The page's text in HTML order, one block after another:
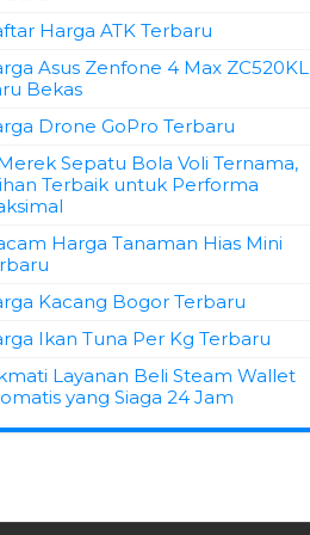
Harga ATK Terbaru
Asus Zenfone 4 Max ZC520KL
Bekas
Drone GoPro Terbaru
Merek Sepatu Bola Voli Ternama,
Terbaik untuk Performa
Harga Tanaman Hias Mini
Kacang Bogor Terbaru
Ikan Tuna Per Kg Terbaru
Layanan Beli Steam Wallet
yang Siaga 24 Jam